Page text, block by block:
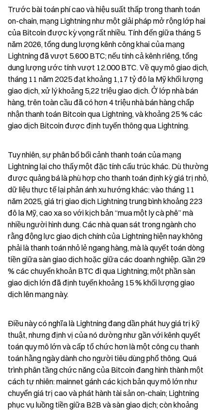
Trước bài toán phí cao và hiệu suất thấp trong thanh toán
on-chain, mạng Lightning như một giải pháp mở rộng lớp hai
của Bitcoin được kỳ vọng rất nhiều. Tính đến giữa tháng 5
năm 2026, tổng dung lượng kênh công khai của mạng
Lightning đã vượt 5.600 BTC; nếu tính cả kênh riêng, tổng
dung lượng ước tính vượt 12.000 BTC. Về quy mô giao dịch,
tháng 11 năm 2025 đạt khoảng 1,17 tỷ đô la Mỹ khối lượng
giao dịch, xử lý khoảng 5,22 triệu giao dịch. Ở lớp nhà bán
hàng, trên toàn cầu đã có hơn 4 triệu nhà bán hàng chấp
nhận thanh toán Bitcoin qua Lightning, và khoảng 25 % các
giao dịch Bitcoin được định tuyến thông qua Lightning.
Tuy nhiên, sự phân bố bối cảnh thanh toán của mạng
Lightning lại cho thấy một đặc tính cấu trúc khác. Dù thường
được quảng bá là phù hợp cho thanh toán định kỳ giá trị nhỏ,
dữ liệu thực tế lại phản ánh xu hướng khác: vào tháng 11
năm 2025, giá trị giao dịch Lightning trung bình khoảng 223
đô la Mỹ, cao xa so với kịch bản “mua một ly cà phê” mà
nhiều người hình dung. Các nhà quan sát trong ngành cho
rằng động lực giao dịch chính của Lightning hiện nay không
phải là thanh toán nhỏ lẻ ngang hàng, mà là quyết toán dòng
tiền giữa sàn giao dịch hoặc giữa các doanh nghiệp. Gần 29
% các chuyển khoản BTC đi qua Lightning; một phần sàn
giao dịch lớn đã định tuyến khoảng 15 % khối lượng giao
dịch lên mạng này.
Điều này có nghĩa là Lightning đang dần phát huy giá trị kỹ
thuật, nhưng định vị của nó dường như gần với kênh quyết
toán quy mô lớn và cấp tổ chức hơn là một công cụ thanh
toán hằng ngày dành cho người tiêu dùng phổ thông. Quá
trình phân tầng chức năng của Bitcoin đang hình thành một
cách tự nhiên: mainnet gánh các kịch bản quy mô lớn như
chuyển giá trị cao và phát hành tài sản on-chain; Lightning
phục vụ luồng tiền giữa B2B và sàn giao dịch; còn khoảng